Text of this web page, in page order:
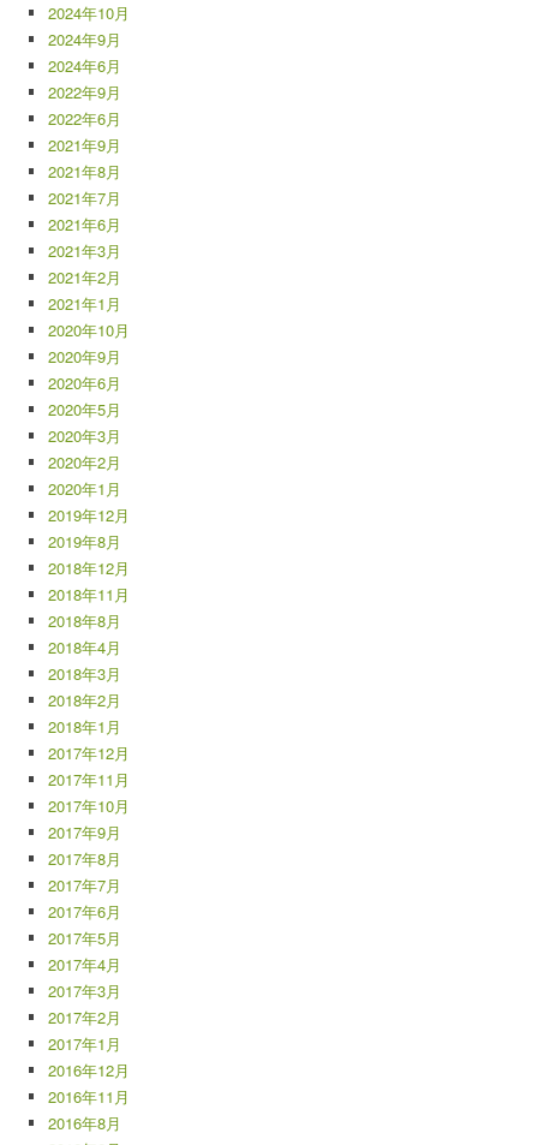
2024年10月
2024年9月
2024年6月
2022年9月
2022年6月
2021年9月
2021年8月
2021年7月
2021年6月
2021年3月
2021年2月
2021年1月
2020年10月
2020年9月
2020年6月
2020年5月
2020年3月
2020年2月
2020年1月
2019年12月
2019年8月
2018年12月
2018年11月
2018年8月
2018年4月
2018年3月
2018年2月
2018年1月
2017年12月
2017年11月
2017年10月
2017年9月
2017年8月
2017年7月
2017年6月
2017年5月
2017年4月
2017年3月
2017年2月
2017年1月
2016年12月
2016年11月
2016年8月